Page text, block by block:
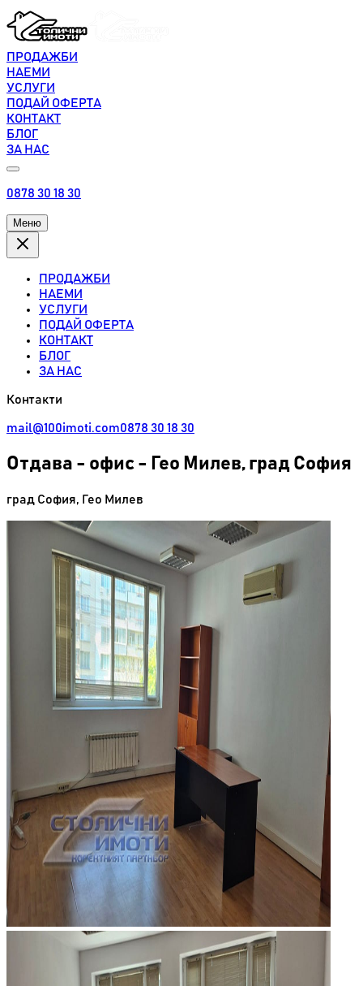
ПРОДАЖБИ
НАЕМИ
УСЛУГИ
ПОДАЙ ОФЕРТА
КОНТАКТ
БЛОГ
ЗА НАС
0878 30 18 30
Меню
ПРОДАЖБИ
НАЕМИ
УСЛУГИ
ПОДАЙ ОФЕРТА
КОНТАКТ
БЛОГ
ЗА НАС
Контакти
mail@100imoti.com0878 30 18 30
Отдава - офис - Гео Милев, град София
град София, Гео Милев